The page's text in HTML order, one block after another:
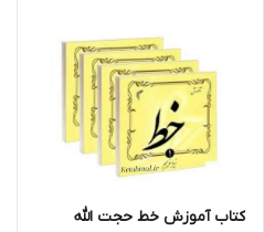
کتاب آموزش خط حجت الله